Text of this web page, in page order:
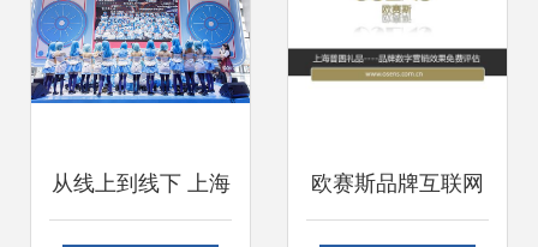
从线上到线下 上海 欧赛斯品牌互联网